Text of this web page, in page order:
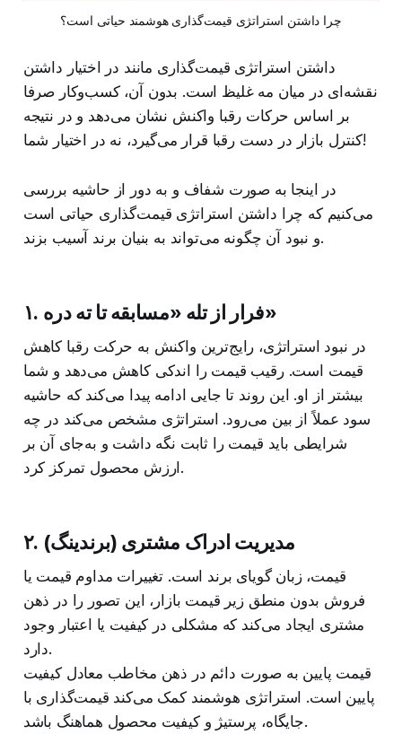
چرا داشتن استراتژی قیمت‌گذاری هوشمند حیاتی است؟
داشتن استراتژی قیمت‌گذاری مانند در اختیار داشتن
نقشه‌ای در میان مه غلیظ است. بدون آن، کسب‌وکار صرفا
بر اساس حرکات رقبا واکنش نشان می‌دهد و در نتیجه
کنترل بازار در دست رقبا قرار می‌گیرد، نه در اختیار شما!
در اینجا به‌ صورت شفاف و به دور از حاشیه بررسی
می‌کنیم که چرا داشتن استراتژی قیمت‌گذاری حیاتی است
و نبود آن چگونه می‌تواند به بنیان برند آسیب بزند.
۱. فرار از تله «مسابقه تا ته دره»
در نبود استراتژی، رایج‌ترین واکنش به حرکت رقبا کاهش
قیمت است. رقیب قیمت را اندکی کاهش می‌دهد و شما
بیشتر از او. این روند تا جایی ادامه پیدا می‌کند که حاشیه
سود عملاً از بین می‌رود. استراتژی مشخص می‌کند در چه
شرایطی باید قیمت را ثابت نگه داشت و به‌جای آن بر
ارزش محصول تمرکز کرد.
۲. مدیریت ادراک مشتری (برندینگ)
قیمت، زبان گویای برند است. تغییرات مداوم قیمت یا
فروش بدون منطق زیر قیمت بازار، این تصور را در ذهن
مشتری ایجاد می‌کند که مشکلی در کیفیت یا اعتبار وجود
دارد.
قیمت پایین به صورت دائم در ذهن مخاطب معادل کیفیت
پایین است. استراتژی هوشمند کمک می‌کند قیمت‌گذاری با
جایگاه، پرستیژ و کیفیت محصول هماهنگ باشد.